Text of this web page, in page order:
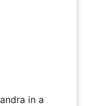
in a